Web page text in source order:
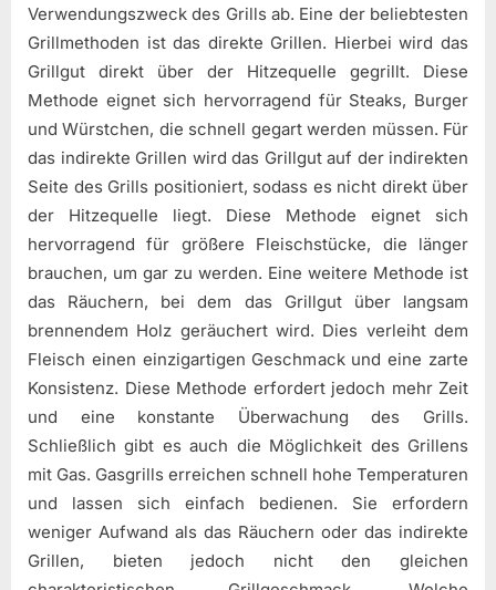
Verwendungszweck des Grills ab. Eine der beliebtesten
Grillmethoden ist das direkte Grillen. Hierbei wird das
Grillgut direkt über der Hitzequelle gegrillt. Diese
Methode eignet sich hervorragend für Steaks, Burger
und Würstchen, die schnell gegart werden müssen. Für
das indirekte Grillen wird das Grillgut auf der indirekten
Seite des Grills positioniert, sodass es nicht direkt über
der Hitzequelle liegt. Diese Methode eignet sich
hervorragend für größere Fleischstücke, die länger
brauchen, um gar zu werden. Eine weitere Methode ist
das Räuchern, bei dem das Grillgut über langsam
brennendem Holz geräuchert wird. Dies verleiht dem
Fleisch einen einzigartigen Geschmack und eine zarte
Konsistenz. Diese Methode erfordert jedoch mehr Zeit
und eine konstante Überwachung des Grills.
Schließlich gibt es auch die Möglichkeit des Grillens
mit Gas. Gasgrills erreichen schnell hohe Temperaturen
und lassen sich einfach bedienen. Sie erfordern
weniger Aufwand als das Räuchern oder das indirekte
Grillen, bieten jedoch nicht den gleichen